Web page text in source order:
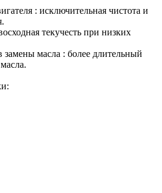
: исключительная чистота и
текучесть при низких
замены масла : более длительный